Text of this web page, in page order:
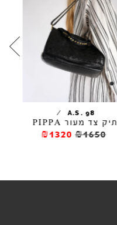
A.S. 98
/
תיק צד מעור PIPPA
₪1650
₪1320